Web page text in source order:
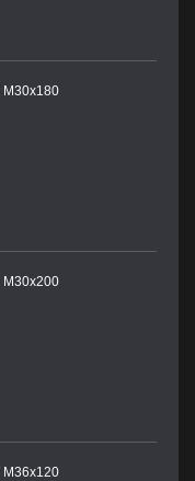
М30х180
М30х200
М36х120